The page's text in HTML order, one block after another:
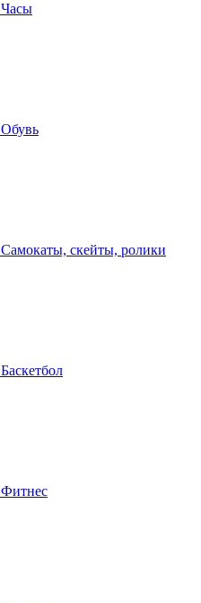
Часы
Обувь
Самокаты, скейты, ролики
Баскетбол
Фитнес